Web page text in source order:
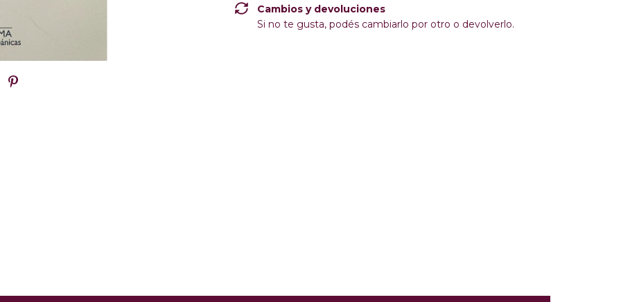
Cambios y devoluciones
Si no te gusta, podés cambiarlo por otro o devolverlo.